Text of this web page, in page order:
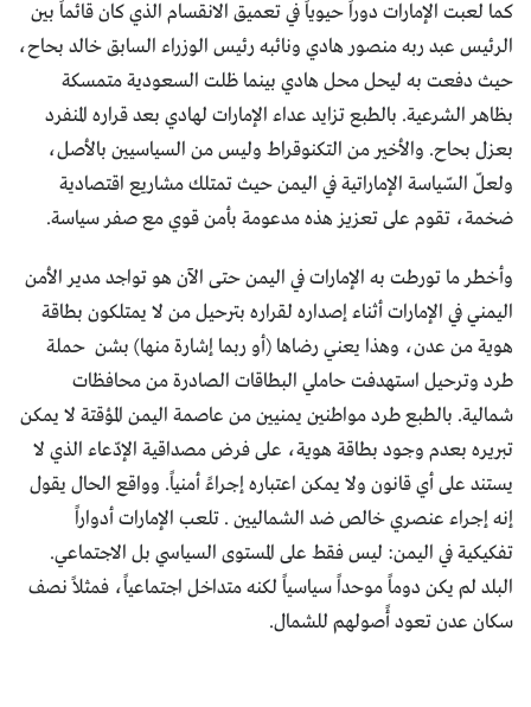
كما لعبت الإمارات دوراً حيوياً في تعميق الانقسام الذي كان قائماً بين
الرئيس عبد ربه منصور هادي ونائبه رئيس الوزراء السابق خالد بحاح،
حيث دفعت به ليحل محل هادي بينما ظلت السعودية متمسكة
بظاهر الشرعية. بالطبع تزايد عداء الإمارات لهادي بعد قراره المنفرد
بعزل بحاح. والأخير من التكنوقراط وليس من السياسيين بالأصل،
ولعلّ السّياسة الإماراتية في اليمن حيث تمتلك مشاريع اقتصادية
ضخمة، تقوم على تعزيز هذه مدعومة بأمن قوي مع صفر سياسة.
وأخطر ما تورطت به الإمارات في اليمن حتى الآن هو تواجد مدير الأمن
اليمني في الإمارات أثناء إصداره لقراره بترحيل من لا يمتلكون بطاقة
هوية من عدن، وهذا يعني رضاها (أو ربما إشارة منها) بشن حملة
طرد وترحيل استهدفت حاملي البطاقات الصادرة من محافظات
شمالية. بالطبع طرد مواطنين يمنيين من عاصمة اليمن المؤقتة لا يمكن
تبريره بعدم وجود بطاقة هوية، على فرض مصداقية الإدّعاء الذي لا
يستند على أي قانون ولا يمكن اعتباره إجراءً أمنياً. وواقع الحال يقول
إنه إجراء عنصري خالص ضد الشماليين . تلعب الإمارات أدواراً
تفكيكية في اليمن: ليس فقط على المستوى السياسي بل الاجتماعي.
البلد لم يكن دوماً موحداً سياسياً لكنه متداخل اجتماعياً، فمثلاً نصف
سكان عدن تعود أًصولهم للشمال.